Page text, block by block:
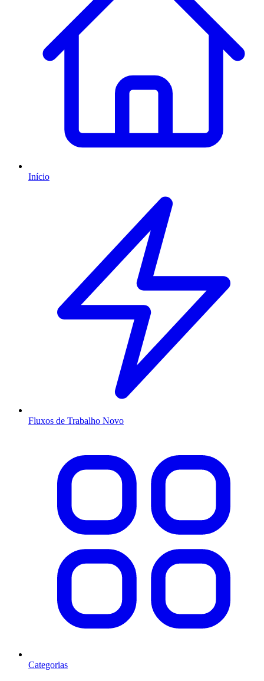
Início
Fluxos de Trabalho Novo
Categorias